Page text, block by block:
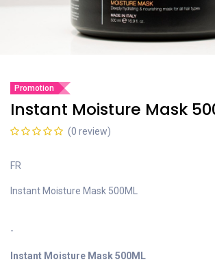
Promotion
Instant Moisture Mask
(0 review)
FR
Instant Moisture Mask 500ML
-
Instant Moisture Mask 500ML